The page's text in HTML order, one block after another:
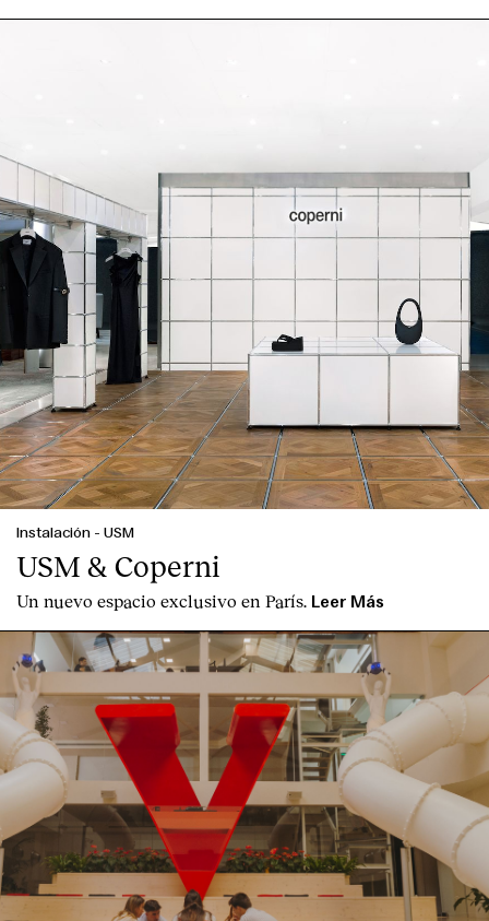
English Español Italiano Català
Instalación - USM
USM & Coperni
Un nuevo espacio exclusivo en París. Leer Más